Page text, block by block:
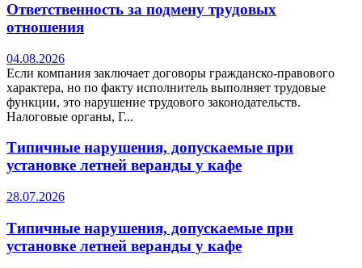
Ответственность за подмену трудовых
отношения
04.08.2026
Если компания заключает договоры гражданско-правового
характера, но по факту исполнитель выполняет трудовые
функции, это нарушение трудового законодательств.
Налоговые органы, Г...
Типичные нарушения, допускаемые при
установке летней веранды у кафе
28.07.2026
Типичные нарушения, допускаемые при
установке летней веранды у кафе